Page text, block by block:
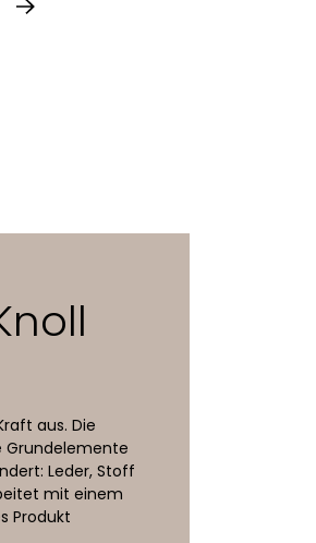
aus. Die
Grundelemente
Leder, Stoff
mit einem
Produkt